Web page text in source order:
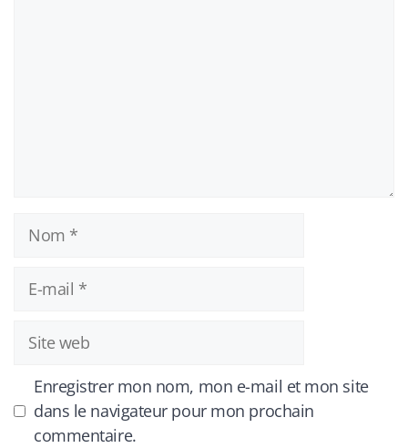
Nom
mail
Site
web
Enregistrer mon nom, mon e-mail et mon site
dans le navigateur pour mon prochain
commentaire.